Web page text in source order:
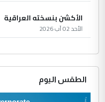
الأكشن بنسخته العراقية
الأحد 02 آب 2026
الطقس اليوم